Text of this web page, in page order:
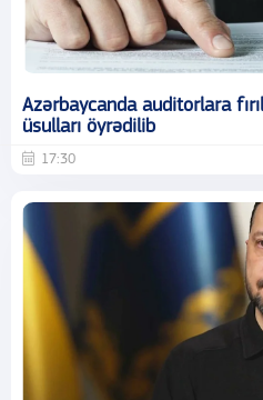
Azərbaycanda auditorlara
üsulları öyrədilib
17:30